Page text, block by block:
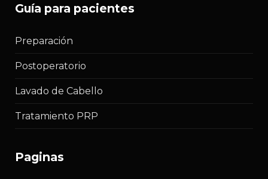
guía para pacientes
Preparación
Postoperatorio
Lavado de Cabello
Tratamiento PRP
paginas